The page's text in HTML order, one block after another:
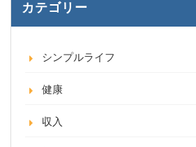
カテゴリー
シンプルライフ
健康
収入